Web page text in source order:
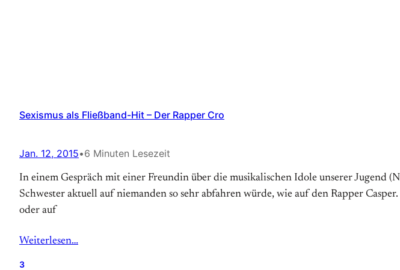
Sexismus als Fließband-Hit – Der Rapper Cro
Jan. 12, 2015•6 Minuten Lesezeit
In einem Gespräch mit einer Freundin über die musikalischen Idole unserer
Schwester aktuell auf niemanden so sehr abfahren würde, wie auf den Rapper
oder auf
Weiterlesen…
3